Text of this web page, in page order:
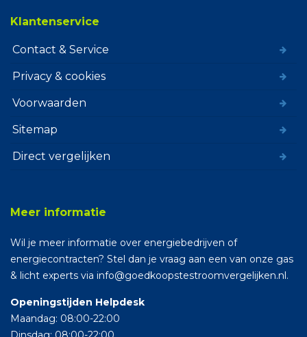
Klantenservice
Contact & Service
Privacy & cookies
Voorwaarden
Sitemap
Direct vergelijken
Meer informatie
Wil je meer informatie over energiebedrijven of
energiecontracten? Stel dan je vraag aan een van onze gas
& licht experts via info@goedkoopstestroomvergelijken.nl.
Openingstijden Helpdesk
Maandag: 08:00-22:00